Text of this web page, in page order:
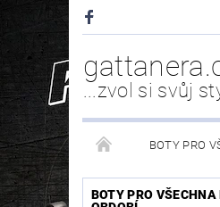
...zvol si svůj
BOTY PRO
NEW ROCK
BOTY PRO VŠECHNA